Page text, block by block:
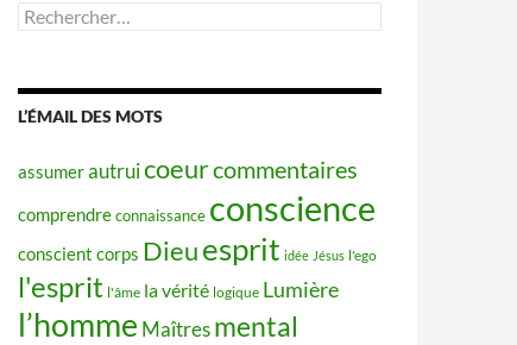
Rechercher :
L’ÉMAIL DES MOTS
assumerautruicoeurcommentaires
comprendreconnaissance conscience
conscient corps Dieuesprit idée Jésus l'ego
l'esprit l'âme la vérité logique Lumière
l’homme Maîtres mental